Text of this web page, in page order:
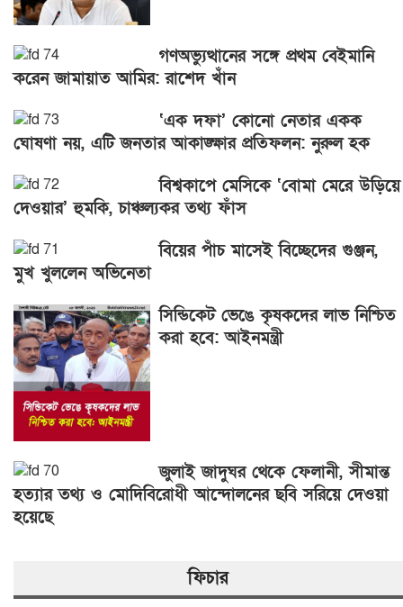
গণঅভ্যুত্থানের সঙ্গে প্রথম বেইমানি
করেন জামায়াত আমির: রাশেদ খাঁন
‘এক দফা’ কোনো নেতার একক
ঘোষণা নয়, এটি জনতার আকাঙ্ক্ষার প্রতিফলন: নুরুল হক
বিশ্বকাপে মেসিকে ‘বোমা মেরে উড়িয়ে
দেওয়ার’ হুমকি, চাঞ্চল্যকর তথ্য ফাঁস
বিয়ের পাঁচ মাসেই বিচ্ছেদের গুঞ্জন,
মুখ খুললেন অভিনেতা
সিন্ডিকেট ভেঙে কৃষকদের লাভ নিশ্চিত
করা হবে: আইনমন্ত্রী
জুলাই জাদুঘর থেকে ফেলানী, সীমান্ত
হত্যার তথ্য ও মোদিবিরোধী আন্দোলনের ছবি সরিয়ে দেওয়া
হয়েছে
ফিচার